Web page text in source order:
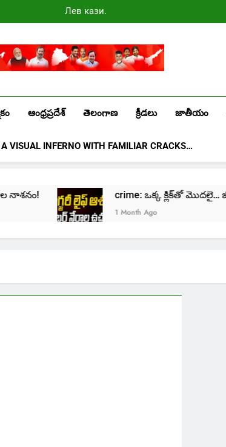
Лев казино
промокоды
ఆంధ్రప్రదేశ్ తెలంగాణ క్రీడలు జాతీయం
VISUAL INFERNO WITH FAMILIAR CRACKS…
crime: ఒక్క క్లిక్‌తో మొదలై… జీవితాన్ని
1 Month Ago